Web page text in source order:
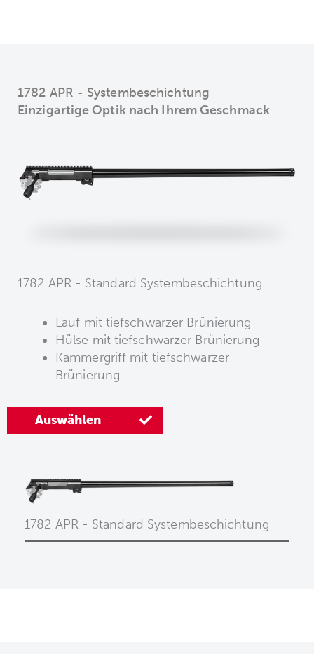
1782 APR - Systembeschichtung
Einzigartige Optik nach Ihrem Geschmack
1782 APR - Standard Systembeschichtung
Lauf mit tiefschwarzer Brünierung
Hülse mit tiefschwarzer Brünierung
Kammergriff mit tiefschwarzer
Brünierung
Auswählen
1782 APR - Standard Systembeschichtung